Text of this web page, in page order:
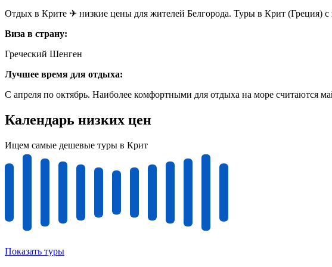
Отдых в Крите ✈ низкие цены для жителей Белгорода. Туры в Крит (Греция) с
Виза в страну:
Греческий Шенген
Лучшее время для отдыха:
С апреля по октябрь. Наиболее комфортными для отдыха на море считаются
Календарь низких цен
Ищем самые дешевые туры в Крит
Показать туры